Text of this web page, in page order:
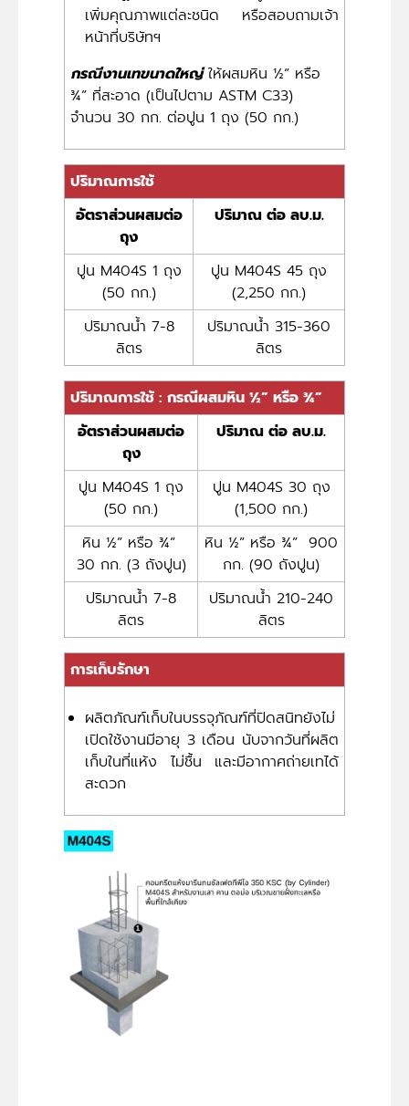
เพิ่มคุณภาพแต่ละชนิด หรือสอบถามเจ้า
หน้าที่บริษัทฯ
กรณีงานเทขนาดใหญ่ให้ผสมหิน ½” หรือ
¾” ที่สะอาด (เป็นไปตาม ASTM C33)
จำนวน 30 กก. ต่อปูน 1 ถุง (50 กก.)
ปริมาณการใช้
อัตราส่วนผสมต่อ
ถุง
ปริมาณ ต่อ ลบ.ม.
ปูน M404S 1 ถุง
(50 กก.)
ปูน M404S 45 ถุง
(2,250 กก.)
ปริมาณน้ำ 7-8
ลิตร
ปริมาณน้ำ 315-360
ลิตร
ปริมาณการใช้ : กรณีผสมหิน ½” หรือ ¾”
อัตราส่วนผสมต่อ
ถุง
ปริมาณ ต่อ ลบ.ม.
ปูน M404S 1 ถุง
(50 กก.)
ปูน M404S 30 ถุง
(1,500 กก.)
หิน ½” หรือ ¾”
30 กก. (3 ถังปูน)
หิน ½” หรือ ¾” 900
กก. (90 ถังปูน)
ปริมาณน้ำ 7-8
ลิตร
ปริมาณน้ำ 210-240
ลิตร
การเก็บรักษา
ผลิตภัณฑ์เก็บในบรรจุภัณฑ์ที่ปิดสนิทยังไม่
เปิดใช้งานมีอายุ 3 เดือน นับจากวันที่ผลิต
เก็บในที่แห้ง ไม่ชื้น และมีอากาศถ่ายเทได้
สะดวก